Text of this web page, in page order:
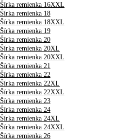
Šírka remienka 16XXL
Šírka remienka 18
Šírka remienka 18XXL
Šírka remienka 19
Šírka remienka 20
Šírka remienka 20XL
Šírka remienka 20XXL
Šírka remienka 21
Šírka remienka 22
Šírka remienka 22XL
Šírka remienka 22XXL
Šírka remienka 23
Šírka remienka 24
Šírka remienka 24XL
Šírka remienka 24XXL
Šírka remienka 26